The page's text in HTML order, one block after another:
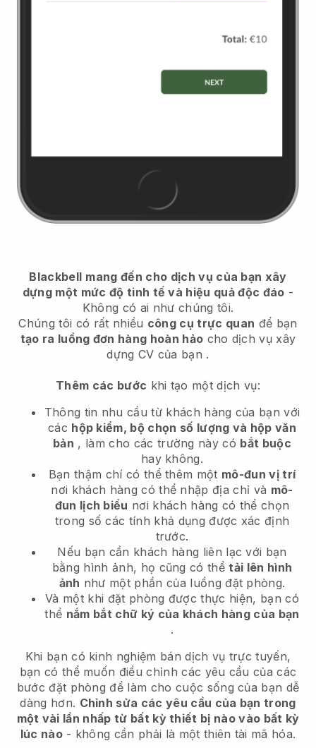
Blackbell mang đến cho dịch vụ của bạn xây
dựng một mức độ tinh tế và hiệu quả độc đáo -
Không có ai như chúng tôi.
Chúng tôi có rất nhiều công cụ trực quan để bạn
tạo ra luồng đơn hàng hoàn hảo cho dịch vụ xây
dựng CV của bạn .
Thêm các bước khi tạo một dịch vụ:
Thông tin nhu cầu từ khách hàng của bạn với
các hộp kiểm, bộ chọn số lượng và hộp văn
bản , làm cho các trường này có bắt buộc
hay không.
Bạn thậm chí có thể thêm một mô-đun vị trí
nơi khách hàng có thể nhập địa chỉ và mô-
đun lịch biểu nơi khách hàng có thể chọn
trong số các tính khả dụng được xác định
trước.
Nếu bạn cần khách hàng liên lạc với bạn
bằng hình ảnh, họ cũng có thểtải lên hình
ảnh như một phần của luồng đặt phòng.
Và một khi đặt phòng được thực hiện, bạn có
thể nắm bắt chữ ký của khách hàng của bạn
.
Khi bạn có kinh nghiệm bán dịch vụ trực tuyến,
bạn có thể muốn điều chỉnh các yêu cầu của các
bước đặt phòng để làm cho cuộc sống của bạn dễ
dàng hơn. Chỉnh sửa các yêu cầu của bạn trong
một vài lần nhấp từ bất kỳ thiết bị nào vào bất kỳ
lúc nào- không cần phải là một thiên tài mã hóa.